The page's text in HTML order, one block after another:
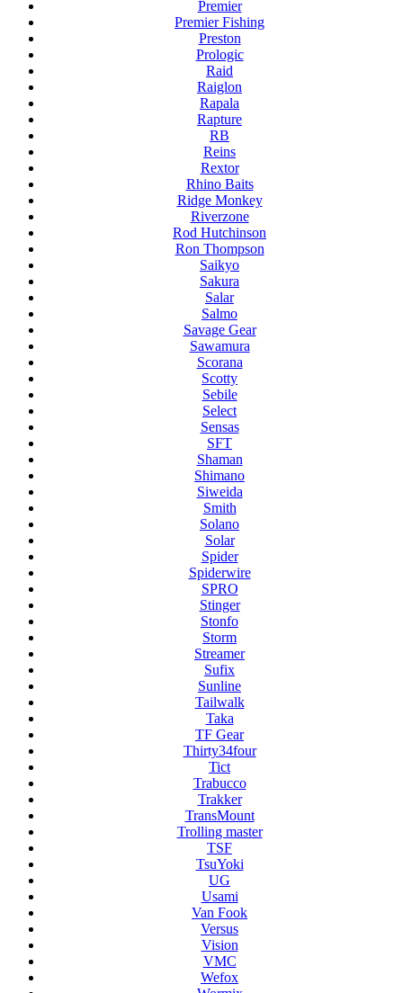
Premier
Premier Fishing
Preston
Prologic
Raid
Raiglon
Rapala
Rapture
RB
Reins
Rextor
Rhino Baits
Ridge Monkey
Riverzone
Rod Hutchinson
Ron Thompson
Saikyo
Sakura
Salar
Salmo
Savage Gear
Sawamura
Scorana
Scotty
Sebile
Select
Sensas
SFT
Shaman
Shimano
Siweida
Smith
Solano
Solar
Spider
Spiderwire
SPRO
Stinger
Stonfo
Storm
Streamer
Sufix
Sunline
Tailwalk
Taka
TF Gear
Thirty34four
Tict
Trabucco
Trakker
TransMount
Trolling master
TSF
TsuYoki
UG
Usami
Van Fook
Versus
Vision
VMC
Wefox